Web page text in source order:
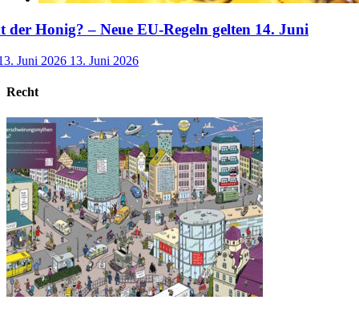
der Honig? – Neue EU-Regeln gelten 14. Juni
Juni 2026 13. Juni 2026
Recht